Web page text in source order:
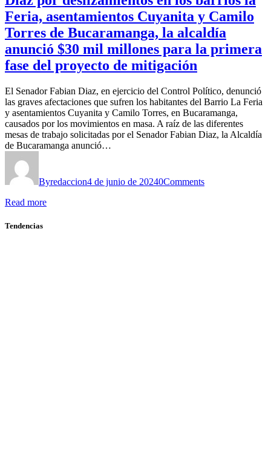
Feria, asentamientos Cuyanita y Camilo
Torres de Bucaramanga, la alcaldía
anunció $30 mil millones para la primera
fase del proyecto de mitigación
El Senador Fabian Diaz, en ejercicio del Control Político, denunció
las graves afectaciones que sufren los habitantes del Barrio La Feria
y asentamientos Cuyanita y Camilo Torres, en Bucaramanga,
causados por los movimientos en masa. A raíz de las diferentes
mesas de trabajo solicitadas por el Senador Fabian Diaz, la Alcaldía
de Bucaramanga anunció…
Byredaccion4 de junio de 20240Comments
Read more
Tendencias